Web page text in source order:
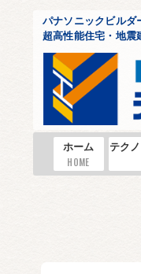
パナソニックビルダ
超高性能住宅・地震
ホーム
HOME
テク